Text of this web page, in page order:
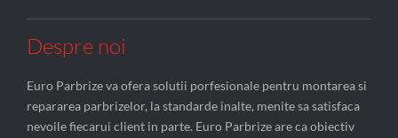
Despre noi
Euro Parbrize va ofera solutii porfesionale pentru montarea si
repararea parbrizelor, la standarde inalte, menite sa satisfaca
nevoile fiecarui client in parte. Euro Parbrize are ca obiectiv